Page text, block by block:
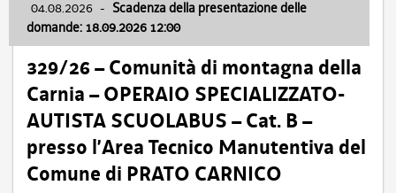
04.08.2026 - Scadenza della presentazione delle
domande: 18.09.2026 12:00
329/26 – Comunità di montagna della
Carnia – OPERAIO SPECIALIZZATO-
AUTISTA SCUOLABUS – Cat. B –
presso l’Area Tecnico Manutentiva del
Comune di PRATO CARNICO